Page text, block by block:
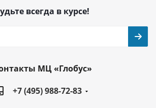
всегда в курсе!
МЦ «Глобус»
+7 (495) 988-72-83